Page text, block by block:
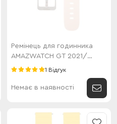
Ремінець для годинника
AMAZWATCH GT 2021/
Model-A Gold
1 Відгук
Немає в наявності